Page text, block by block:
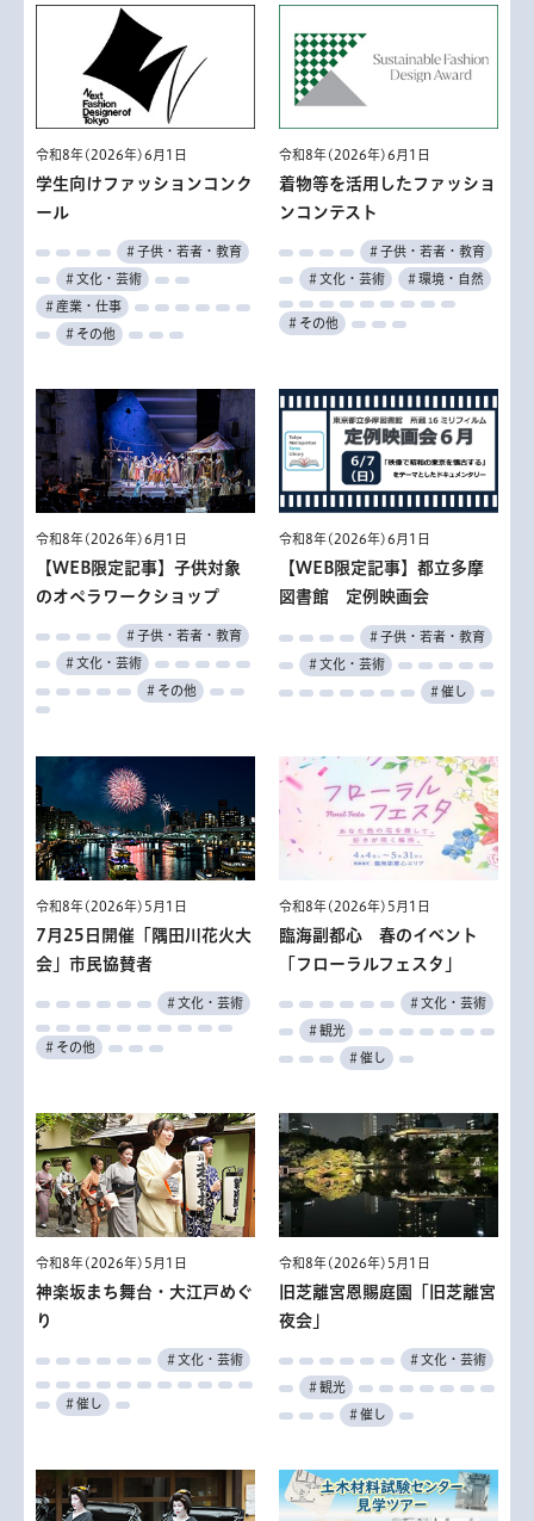
令和8年(2026年)6月1日
学生向けファッションコンク
ール
＃子供・若者・教育
＃文化・芸術
＃産業・仕事
＃その他
令和8年(2026年)6月1日
着物等を活用したファッショ
ンコンテスト
＃子供・若者・教育
＃文化・芸術 ＃環境・自然
＃その他
令和8年(2026年)6月1日
【WEB限定記事】子供対象
のオペラワークショップ
＃子供・若者・教育
＃文化・芸術
＃その他
令和8年(2026年)6月1日
【WEB限定記事】都立多摩
図書館 定例映画会
＃子供・若者・教育
＃文化・芸術
＃催し
令和8年(2026年)5月1日
7月25日開催「隅田川花火大
会」市民協賛者
＃文化・芸術
＃その他
令和8年(2026年)5月1日
臨海副都心 春のイベント
「フローラルフェスタ」
＃文化・芸術
＃観光
＃催し
令和8年(2026年)5月1日
神楽坂まち舞台・大江戸めぐ
り
＃文化・芸術
＃催し
令和8年(2026年)5月1日
旧芝離宮恩賜庭園「旧芝離宮
夜会」
＃文化・芸術
＃観光
＃催し